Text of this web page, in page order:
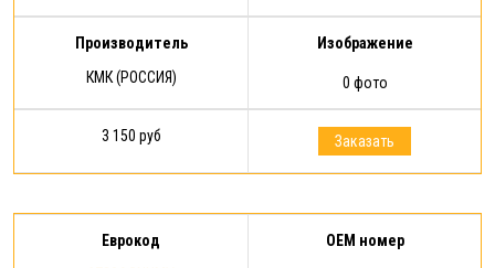
Производитель
КМК (РОССИЯ)
Изображение
0 фото
3 150 руб Заказать
Еврокод
OEM номер